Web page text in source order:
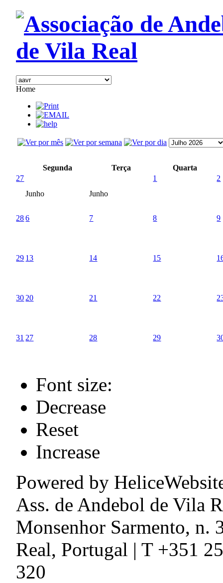
Home
Segunda Terça
Quarta
27
Junho
Junho
1 2
28 6 7 8 9
29 13 14 15
30 20 21 22
31 27 28 29
Font size:
Decrease
Reset
Increase
Powered by
Ass. de Andebol de Vila
Monsenhor Sarmento, n.
Real, Portugal | T +351
320